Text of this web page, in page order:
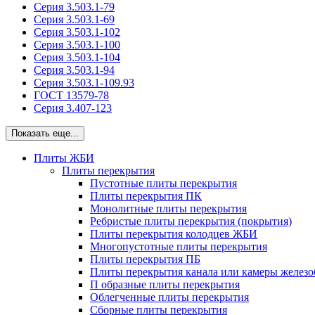
Серия 3.503.1-79
Серия 3.503.1-69
Серия 3.503.1-102
Серия 3.503.1-100
Серия 3.503.1-104
Серия 3.503.1-94
Серия 3.503.1-109.93
ГОСТ 13579-78
Серия 3.407-123
Показать еще...
Плиты ЖБИ
Плиты перекрытия
Пустотные плиты перекрытия
Плиты перекрытия ПК
Монолитные плиты перекрытия
Ребристые плиты перекрытия (покрытия)
Плиты перекрытия колодцев ЖБИ
Многопустотные плиты перекрытия
Плиты перекрытия ПБ
Плиты перекрытия канала или камеры
П образные плиты перекрытия
Облегченные плиты перекрытия
Сборные плиты перекрытия